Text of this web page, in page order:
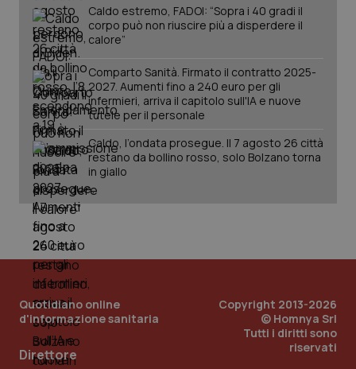
Salute orale & impianti
Sangue & coagulazione
Tiroide
Tumore al seno
Tumore ovarico
Tumori del Polmone & Testa Collo
Tumori gastrointestinali
Ulcera & Reflusso
Vaccini
Caldo estremo, FADOI: “Sopra i 40 gradi il
corpo può non riuscire più a disperdere il
calore”
Comparto Sanità. Firmato il contratto 2025-
2027. Aumenti fino a 240 euro per gli
infermieri, arriva il capitolo sull'IA e nuove
tutele per il personale
Caldo, l’ondata prosegue. Il 7 agosto 26 città
restano da bollino rosso, solo Bolzano torna
in giallo
Quotidiano online
d'informazione sanitaria
Direttore
Copyright 2013-2026
© Homnya Srl
Tutti i diritti sono
riservati
CookieScriptConsent
CookieScript
tracking-sites-ironfish-
tracking-enable
www.quotidianosanita.it
2